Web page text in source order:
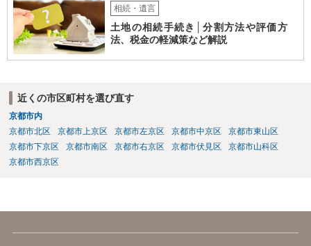
相続・遺言
土地の相続手続き│分割方法や評価方
法、税金の軽減策など解説
近くの市区町村を選び直す
京都市内
京都市北区
京都市上京区 京都市左京区 京都市中京区
京都市東山区
京都市下京区
京都市南区 京都市右京区 京都市伏見区
京都市山科区
京都市西京区